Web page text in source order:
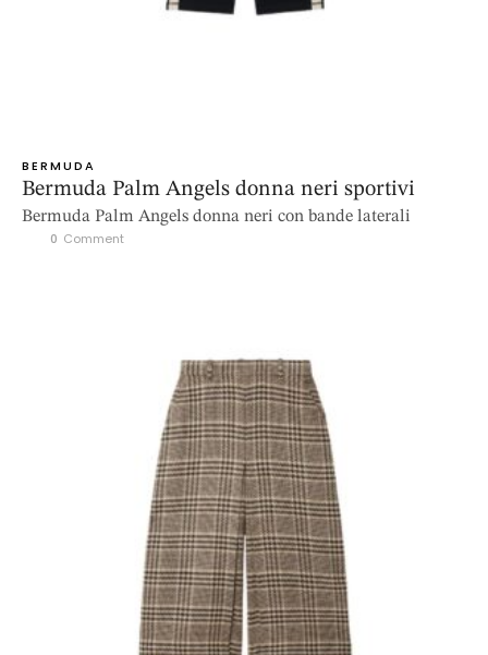
BERMUDA
Bermuda Palm Angels donna neri sportivi
Bermuda Palm Angels donna neri con bande laterali
0 Comment